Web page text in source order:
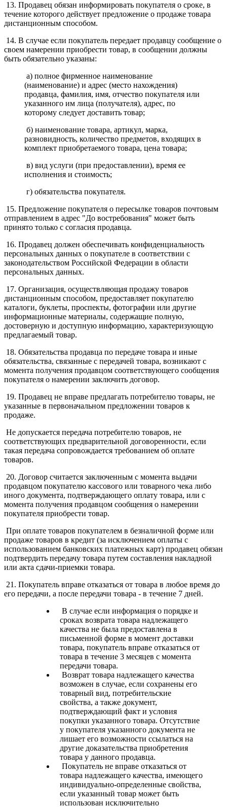
13. Продавец обязан информировать покупателя о сроке, в
течение которого действует предложение о продаже товара
дистанционным способом.
14. В случае если покупатель передает продавцу сообщение о
своем намерении приобрести товар, в сообщении должны
быть обязательно указаны:
а) полное фирменное наименование
(наименование) и адрес (место нахождения)
продавца, фамилия, имя, отчество покупателя или
указанного им лица (получателя), адрес, по
которому следует доставить товар;
б) наименование товара, артикул, марка,
разновидность, количество предметов, входящих в
комплект приобретаемого товара, цена товара;
в) вид услуги (при предоставлении), время ее
исполнения и стоимость;
г) обязательства покупателя.
15. Предложение покупателя о пересылке товаров почтовым
отправлением в адрес "До востребования" может быть
принято только с согласия продавца.
16. Продавец должен обеспечивать конфиденциальность
персональных данных о покупателе в соответствии с
законодательством Российской Федерации в области
персональных данных.
17. Организация, осуществляющая продажу товаров
дистанционным способом, предоставляет покупателю
каталоги, буклеты, проспекты, фотографии или другие
информационные материалы, содержащие полную,
достоверную и доступную информацию, характеризующую
предлагаемый товар.
18. Обязательства продавца по передаче товара и иные
обязательства, связанные с передачей товара, возникают с
момента получения продавцом соответствующего сообщения
покупателя о намерении заключить договор.
19. Продавец не вправе предлагать потребителю товары, не
указанные в первоначальном предложении товаров к
продаже.
Не допускается передача потребителю товаров, не
соответствующих предварительной договоренности, если
такая передача сопровождается требованием об оплате
товаров.
20. Договор считается заключенным с момента выдачи
продавцом покупателю кассового или товарного чека либо
иного документа, подтверждающего оплату товара, или с
момента получения продавцом сообщения о намерении
покупателя приобрести товар.
При оплате товаров покупателем в безналичной форме или
продаже товаров в кредит (за исключением оплаты с
использованием банковских платежных карт) продавец обязан
подтвердить передачу товара путем составления накладной
или акта сдачи-приемки товара.
21. Покупатель вправе отказаться от товара в любое время до
его передачи, а после передачи товара - в течение 7 дней.
В случае если информация о порядке и
сроках возврата товара надлежащего
качества не была предоставлена в
письменной форме в момент доставки
товара, покупатель вправе отказаться от
товара в течение 3 месяцев с момента
передачи товара.
Возврат товара надлежащего качества
возможен в случае, если сохранены его
товарный вид, потребительские
свойства, а также документ,
подтверждающий факт и условия
покупки указанного товара. Отсутствие
у покупателя указанного документа не
лишает его возможности ссылаться на
другие доказательства приобретения
товара у данного продавца.
Покупатель не вправе отказаться от
товара надлежащего качества, имеющего
индивидуально-определенные свойства,
если указанный товар может быть
использован исключительно